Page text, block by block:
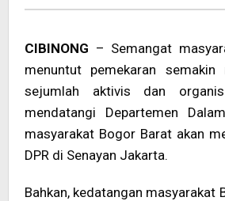
>
CIBINONG – Semangat
menuntut pemekaran semakin
sejumlah aktivis dan
mendatangi Departemen
masyarakat Bogor Barat akan
DPR di Senayan Jakarta.
Bahkan, kedatangan masyarakat